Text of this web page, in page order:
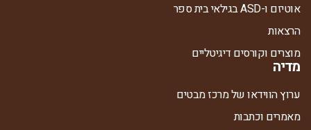
אוטיזם ו-ASD בגילאי בית ספר
הרצאות
מוצרים וקורסים דיגיטליים
מדיה
ערוץ הווידאו של מרכז מבטים
מאמרים וכתבות